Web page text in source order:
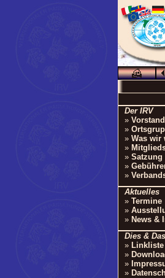
Der IRV
» Vorstand
»
» Was wir
»
» Satzung
»
»
Aktuelles
» Termine
»
» News &
Dies & Das
» Linkliste
»
»
»